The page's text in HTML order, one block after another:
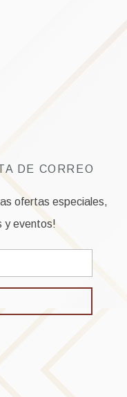
DE CORREO
ofertas especiales,
y eventos!